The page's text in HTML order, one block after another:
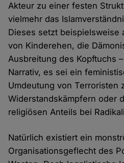
Akteur zu einer festen
vielmehr das
Dieses setzt beispielsweise
von Kinderehen, die
Ausbreitung des Kopftuchs
Narrativ, es sei ein
Umdeutung von Terroristen
Widerstandskämpfern oder
religiösen Anteils bei
Natürlich existiert ein
Organisationsgeflecht des